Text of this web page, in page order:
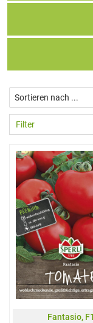
Sortieren nach ...
Filter
Fantasio, F1